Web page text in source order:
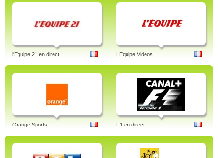
l'Equipe 21 en direct LEquipe Videos
Orange Sports F1 en direct